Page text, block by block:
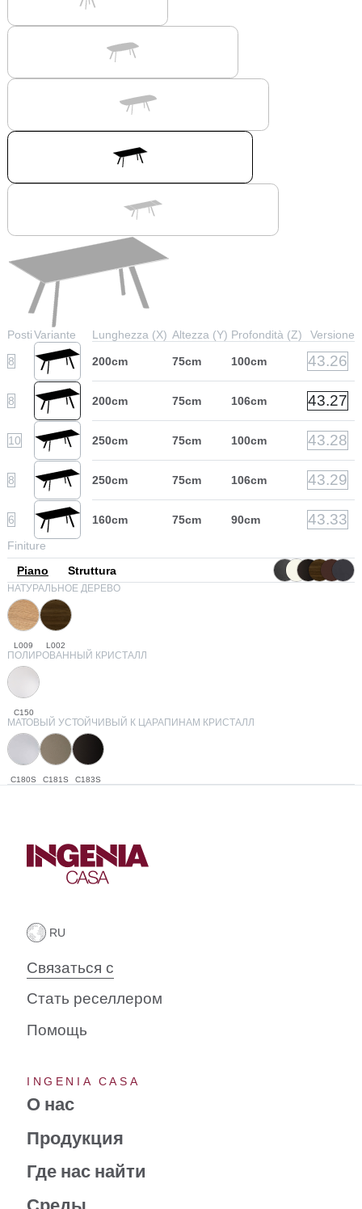
PostiVariante Lunghezza (X) Altezza (Y) Profondità (Z) Versione
8 200cm 75cm 100cm 43.26
8 200cm 75cm 106cm 43.27
10 250cm 75cm 100cm 43.28
8 250cm 75cm 106cm 43.29
6 160cm 75cm 90cm 43.33
Finiture
Piano
Struttura
НАТУРАЛЬНОЕ ДЕРЕВО
L009 L002
ПОЛИРОВАННЫЙ КРИСТАЛЛ
C150
МАТОВЫЙ УСТОЙЧИВЫЙ К ЦАРАПИНАМ КРИСТАЛЛ
C180S C181S C183S
Связаться с
Стать реселлером
Помощь
INGENIA CASA
О нас
Продукция
Где нас найти